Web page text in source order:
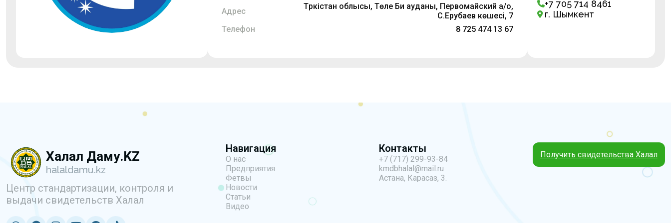
Адрес
Түркістан облысы, Төле Би ауданы, Первомайский а/о,
С.Ерубаев көшесі, 7
Телефон
8 725 474 13 67
+7 705 714 8461
г. Шымкент
Халал Даму.KZ
halaldamu.kz
Центр стандартизации, контроля и
выдачи свидетельств Халал
Навигация
О нас
Предприятия
Фетвы
Новости
Статьи
Видео
Контакты
+7 (717) 299-93-84
kmdbhalal@mail.ru
Астана, Карасаз, 3.
Получить свидетельства Халал